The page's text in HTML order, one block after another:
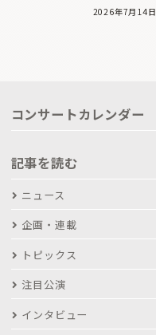
2026年7月14日
コンサートカレンダー
記事を読む
ニュース
企画・連載
トピックス
注目公演
インタビュー